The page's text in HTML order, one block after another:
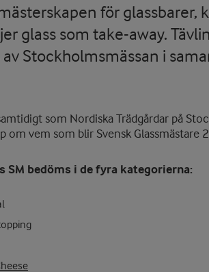
för glassbarer,
glass som take-away.
Stockholmsmässan i
som Nordiska Trädgårdar på
vem som blir Svensk Glassmästare
SM bedöms i de fyra kategorierna: